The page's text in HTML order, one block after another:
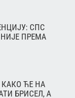
СПС
ПРЕМА
КАКО ЋЕ НА
БРИСЕЛ, А